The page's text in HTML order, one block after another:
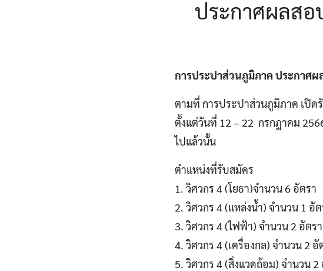
ประกาศผลสอ
การประปาส่วนภูมิภาค ประกาศผ
ตามที่ การประปาส่วนภูมิภาค เปิด
ตั้งแต่วันที่ 12 – 22 กรกฎาคม
ไปแล้วนั้น
ตำแหน่งที่รับสมัคร
1. วิศวกร 4 (โยธา)จำนวน 6 อัตรา
2. วิศวกร 4 (แหล่งน้ำ) จำนวน 1 อัต
3. วิศวกร 4 (ไฟฟ้า) จำนวน 2 อัตรา
4. วิศวกร 4 (เครื่องกล) จำนวน 2 อั
5. วิศวกร 4 (สิ่งแวดถ้อม) จำนวน 2